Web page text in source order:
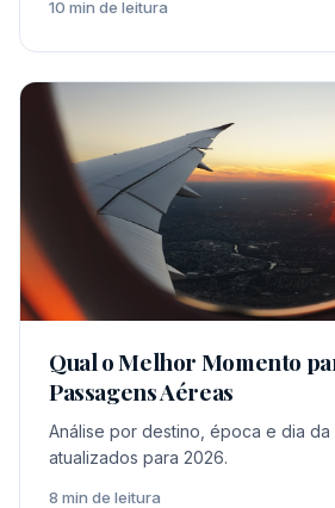
10 min de leitura
Qual o Melhor Momento
Passagens Aéreas
Análise por destino, época e dia da
atualizados para 2026.
8 min de leitura